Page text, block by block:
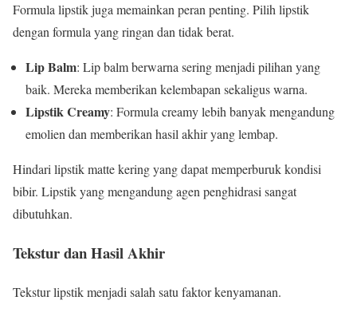
Formula lipstik juga memainkan peran penting. Pilih lipstik
dengan formula yang ringan dan tidak berat.
Lip Balm: Lip balm berwarna sering menjadi pilihan yang
baik. Mereka memberikan kelembapan sekaligus warna.
Lipstik Creamy: Formula creamy lebih banyak mengandung
emolien dan memberikan hasil akhir yang lembap.
Hindari lipstik matte kering yang dapat memperburuk kondisi
bibir. Lipstik yang mengandung agen penghidrasi sangat
dibutuhkan.
Tekstur dan Hasil Akhir
Tekstur lipstik menjadi salah satu faktor kenyamanan.